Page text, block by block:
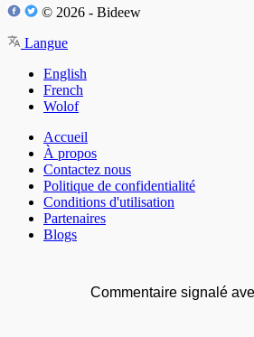
© 2026 - Bideew
Langue
English
French
Wolof
Accueil
À propos
Contactez nous
Politique de confidentialité
Conditions d'utilisation
Partenaires
Blogs
Commentaire signalé